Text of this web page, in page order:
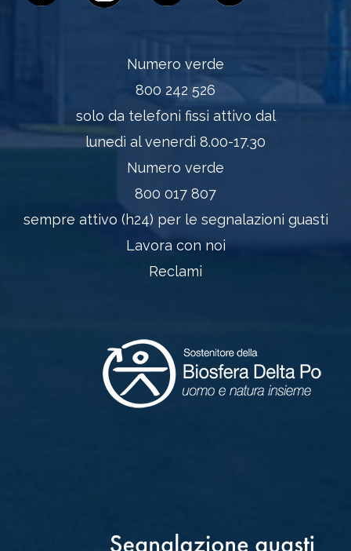
Numero verde
800 242 526
solo da telefoni fissi attivo dal
lunedì al venerdì 8.00-17.30
Numero verde
800 017 807
sempre attivo (h24) per le segnalazioni guasti
Lavora con noi
Reclami